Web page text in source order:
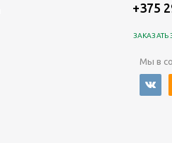
+375
Мы в